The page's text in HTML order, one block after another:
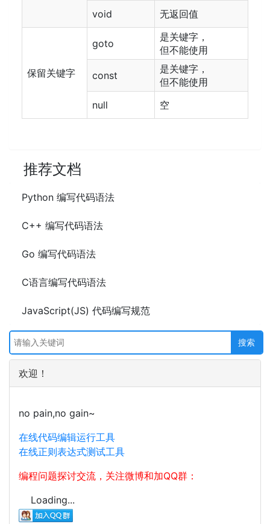
void 无返回值
保留关键字
goto
是关键字，
但不能使用
const
是关键字，
但不能使用
null
空
推荐文档
Python 编写代码语法
C++ 编写代码语法
Go 编写代码语法
C语言编写代码语法
JavaScript(JS) 代码编写规范
欢迎！
no pain,no gain~
在线代码编辑运行工具
在线正则表达式测试工具
编程问题探讨交流，关注微博和加QQ群：
Loading...